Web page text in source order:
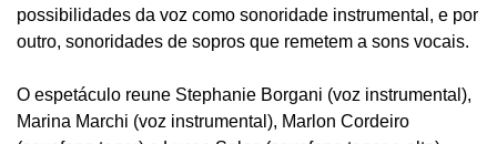
possibilidades da voz como sonoridade instrumental, e por
outro, sonoridades de sopros que remetem a sons vocais.
O espetáculo reune Stephanie Borgani (voz instrumental),
Marina Marchi (voz instrumental), Marlon Cordeiro